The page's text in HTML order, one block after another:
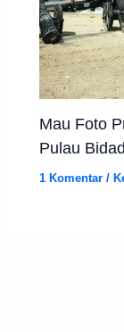
Mau Foto
Pulau
1 Komentar /